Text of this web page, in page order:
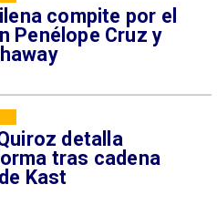
compite por el
Penélope Cruz y
detalla
tras cadena
Kast